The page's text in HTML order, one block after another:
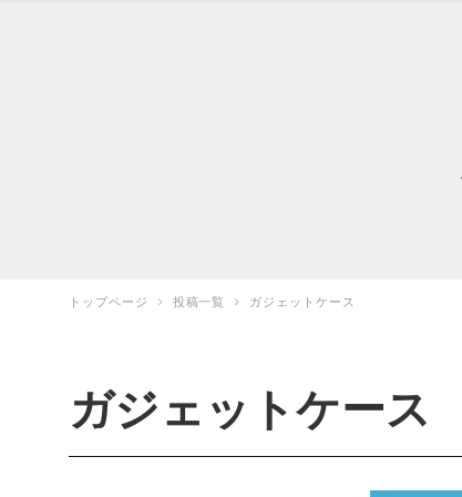
トップページ 投稿一覧 ガジェットケース
ガジェットケース